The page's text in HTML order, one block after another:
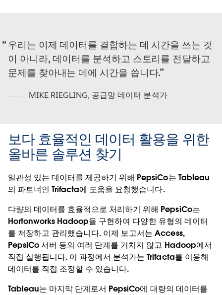
우리는 이제 데이터를 결합하는 데 시간을 쓰는 것
이 아니라, 데이터를 분석하고 스토리를 전달하고
문제를 찾아내는 데에 시간을 씁니다.
MIKE RIEGLING, 공급망 데이터 분석가
보다 효율적인 데이터 활용을 위한
올바른 솔루션 찾기
일관성 있는 데이터를 제공하기 위해 PepsiCo는 Tableau
의 파트너인 Trifacta에 도움을 요청했습니다.
댜량의 데이터를 효율적으로 처리하기 위해 PepsiCo는
Hortonworks Hadoop을 구현하여 다양한 유형의 데이터
를 저장하고 관리했습니다. 이제 보고서는 Access,
PepsiCo 서버 등의 여러 단계를 거치지 않고 Hadoop에서
직접 실행됩니다. 이 과정에서 분석가는 Trifacta를 이용해
데이터를 직접 조정할 수 있습니다.
Tableau는 마지막 단계로서 PepsiCo에 대량의 데이터를